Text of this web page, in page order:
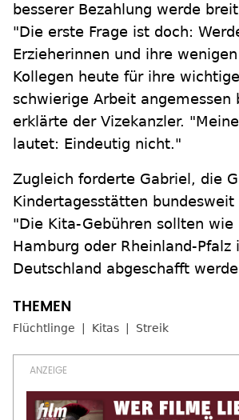
besserer Bezahlung werde
"Die erste Frage ist doch:
Erzieherinnen und ihre
Kollegen heute für ihre
schwierige Arbeit angemessen
erklärte der Vizekanzler.
lautet: Eindeutig nicht."
Zugleich forderte Gabriel, die
Kindertagesstätten bundesweit
"Die Kita-Gebühren sollten wie
Hamburg oder Rheinland-Pfalz
Deutschland abgeschafft
Flüchtlinge Kitas Streik